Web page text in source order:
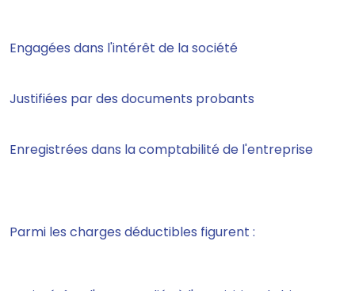
Engagées dans l'intérêt de la société
Justifiées par des documents probants
Enregistrées dans la comptabilité de l'entreprise
Parmi les charges déductibles figurent :